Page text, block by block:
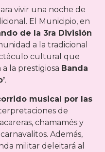
vivir una noche de
El Municipio, en
de la 3ra División
a la tradicional
cultural que
la prestigiosa Banda
.
musical por las
de
chamamés y
Además,
militar deleitará al